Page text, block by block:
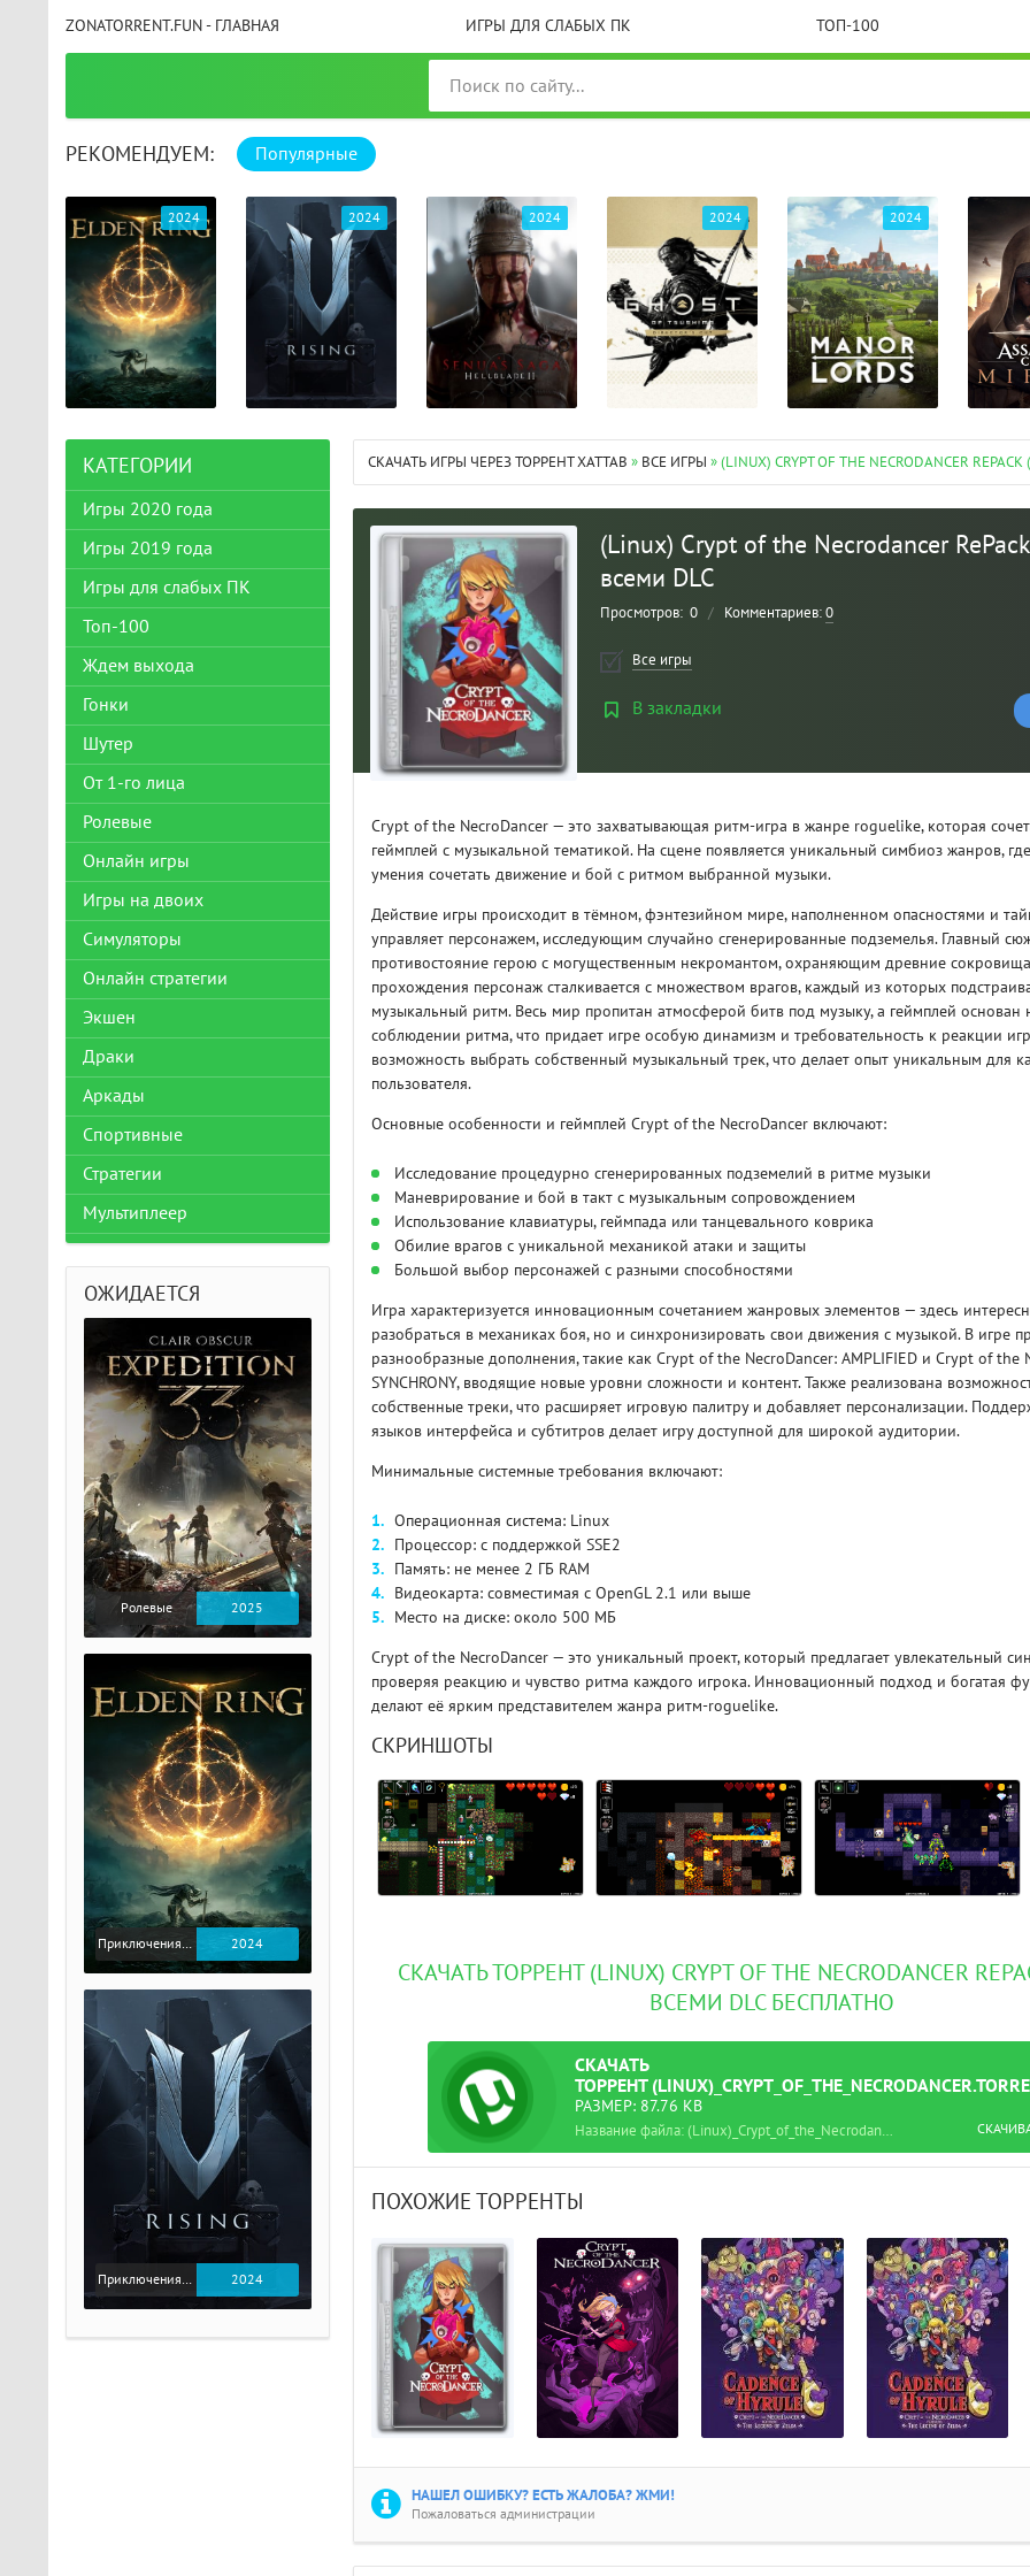
ZONATORRENT.FUN - ГЛАВНАЯ ИГРЫ ДЛЯ СЛАБЫХ ПК ТОП-100
РЕКОМЕНДУЕМ: Популярные
2024 2024 2024 2024 2024
СКАЧАТЬ ИГРЫ ЧЕРЕЗ ТОРРЕНТ XATTAB » ВСЕ ИГРЫ » (LINUX) CRYPT OF THE NECRODANCER
(Linux) Crypt of the Necrodancer
всеми DLC
Просмотров: 0 / Комментариев:0
Все игры
В закладки
Crypt of the NecroDancer — это захватывающая ритм-игра в жанре roguelike, которая
геймплей с музыкальной тематикой. На сцене появляется уникальный симбиоз жанров,
умения сочетать движение и бой с ритмом выбранной музыки.
Действие игры происходит в тёмном, фэнтезийном мире, наполненном опасностями и
управляет персонажем, исследующим случайно сгенерированные подземелья. Главный
противостояние герою с могущественным некромантом, охраняющим древние
прохождения персонаж сталкивается с множеством врагов, каждый из которых
музыкальный ритм. Весь мир пропитан атмосферой битв под музыку, а геймплей основан
соблюдении ритма, что придает игре особую динамизм и требовательность к реакции
возможность выбрать собственный музыкальный трек, что делает опыт уникальным для
пользователя.
Основные особенности и геймплей Crypt of the NecroDancer включают:
Исследование процедурно сгенерированных подземелий в ритме музыки
Маневрирование и бой в такт с музыкальным сопровождением
Использование клавиатуры, геймпада или танцевального коврика
Обилие врагов с уникальной механикой атаки и защиты
Большой выбор персонажей с разными способностями
Игра характеризуется инновационным сочетанием жанровых элементов — здесь
разобраться в механиках боя, но и синхронизировать свои движения с музыкой. В игре
разнообразные дополнения, такие как Crypt of the NecroDancer: AMPLIFIED и Crypt of the
SYNCHRONY, вводящие новые уровни сложности и контент. Также реализована
собственные треки, что расширяет игровую палитру и добавляет персонализации.
языков интерфейса и субтитров делает игру доступной для широкой аудитории.
Минимальные системные требования включают:
Операционная система: Linux
Процессор: с поддержкой SSE2
Память: не менее 2 ГБ RAM
Видеокарта: совместимая с OpenGL 2.1 или выше
Место на диске: около 500 МБ
Crypt of the NecroDancer — это уникальный проект, который предлагает увлекательный
проверяя реакцию и чувство ритма каждого игрока. Инновационный подход и богатая
делают её ярким представителем жанра ритм-roguelike.
СКРИНШОТЫ
СКАЧАТЬ ТОРРЕНТ (LINUX) CRYPT OF THE NECRODANCER
ВСЕМИ DLC БЕСПЛАТНО
СКАЧАТЬ
ТОРРЕНТ
РАЗМЕР: 87.76 KB
Название файла: (Linux)_Crypt_of_the_Necrodancer.torrent
ПОХОЖИЕ ТОРРЕНТЫ
НАШЕЛ ОШИБКУ? ЕСТЬ ЖАЛОБА? ЖМИ!
Пожаловаться администрации
КАТЕГОРИИ
Игры 2020 года
Игры 2019 года
Игры для слабых ПК
Топ-100
Ждем выхода
Гонки
Шутер
От 1-го лица
Ролевые
Онлайн игры
Игры на двоих
Симуляторы
Онлайн стратегии
Экшен
Драки
Аркады
Спортивные
Стратегии
Мультиплеер
ОЖИДАЕТСЯ
Ролевые 2025
Приключения / Экшен / Ролевые 2024
Приключения / Экшен 2024
3/ 5.0
РУССКОМ НА ПК
Рейтинг
3/ 5.0
SHADOW OF THE ERDTREE
V RISING V